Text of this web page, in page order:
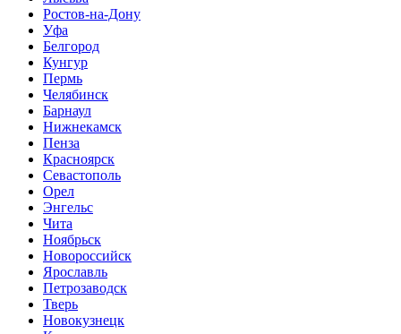
Ростов-на-Дону
Уфа
Белгород
Кунгур
Пермь
Челябинск
Барнаул
Нижнекамск
Пенза
Красноярск
Севастополь
Орел
Энгельс
Чита
Ноябрьск
Новороссийск
Ярославль
Петрозаводск
Тверь
Новокузнецк